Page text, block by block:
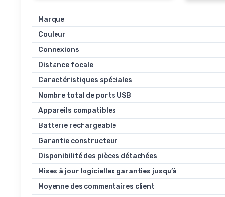
Marque
Couleur
Connexions
Distance focale
Caractéristiques spéciales
Nombre total de ports USB
Appareils compatibles
Batterie rechargeable
Garantie constructeur
Disponibilité des pièces détachées
Mises à jour logicielles garanties jusqu’à
Moyenne des commentaires client